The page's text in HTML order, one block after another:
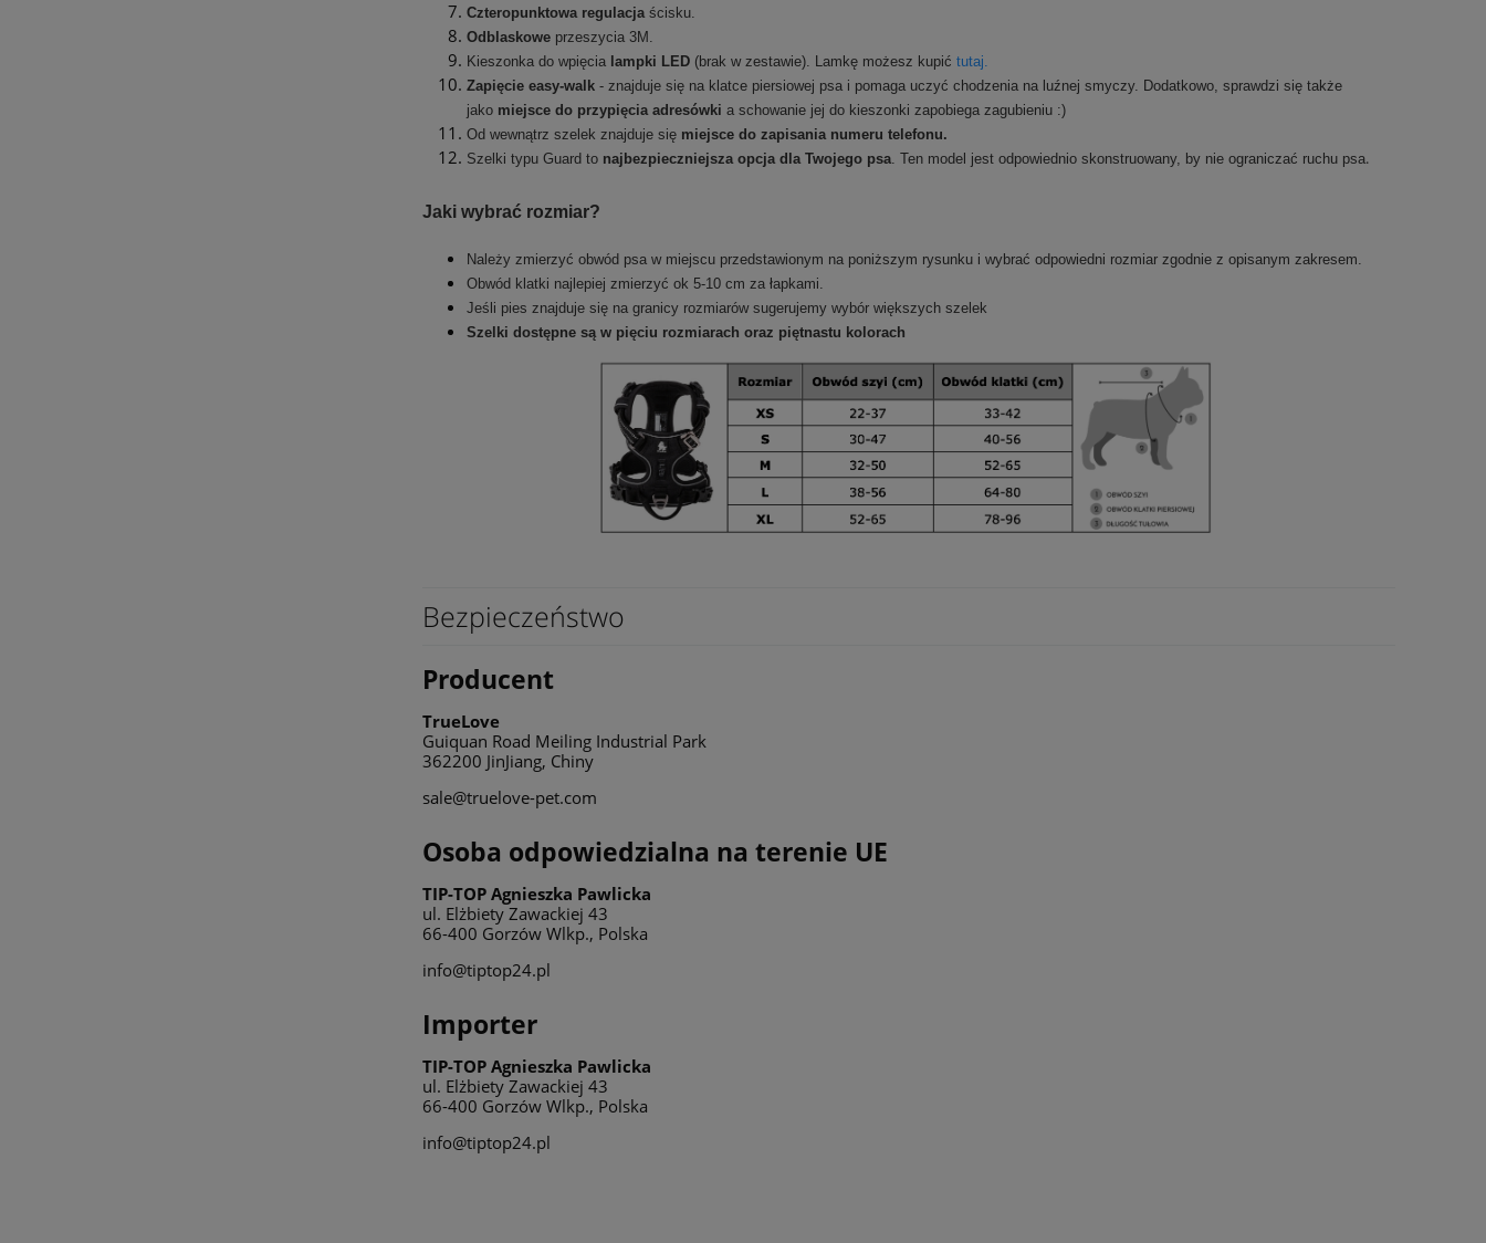
Czteropunktowa regulacjaścisku.
Odblaskowe przeszycia 3M.
Kieszonka do wpięcia lampki LED (brak w zestawie). Lamkę możesz kupić tutaj.
Zapięcie easy-walk - znajduje się na klatce piersiowej psa i pomaga uczyć chodzenia na luźnej smyczy. Dodatkowo, sprawdzi się także
jako miejsce do przypięcia adresówki a schowanie jej do kieszonki zapobiega zagubieniu :)
Od wewnątrz szelek znajduje się miejsce do zapisania numeru telefonu.
Szelki typu Guard to najbezpieczniejsza opcja dla Twojego psa. Ten model jest odpowiednio skonstruowany, by nie ograniczać ruchu psa.
Jaki wybrać rozmiar?
Należy zmierzyć obwód psa w miejscu przedstawionym na poniższym rysunku i wybrać odpowiedni rozmiar zgodnie z opisanym zakresem.
Obwód klatki najlepiej zmierzyć ok 5-10 cm za łapkami.
Jeśli pies znajduje się na granicy rozmiarów sugerujemy wybór większych szelek
Szelki dostępne są w pięciu rozmiarach oraz piętnastu kolorach
Bezpieczeństwo
Producent
TrueLove
Guiquan Road Meiling Industrial Park
362200 JinJiang, Chiny
sale@truelove-pet.com
Osoba odpowiedzialna na terenie UE
TIP-TOP Agnieszka Pawlicka
ul. Elżbiety Zawackiej 43
66-400 Gorzów Wlkp., Polska
info@tiptop24.pl
Importer
TIP-TOP Agnieszka Pawlicka
ul. Elżbiety Zawackiej 43
66-400 Gorzów Wlkp., Polska
info@tiptop24.pl